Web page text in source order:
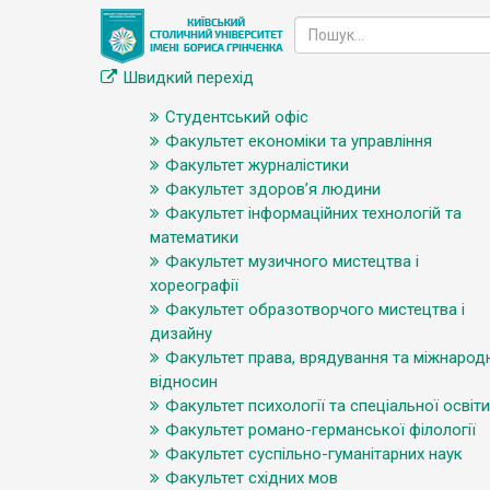
Швидкий перехід
Студентський офіс
Факультет економіки та управління
Факультет журналістики
Факультет здоров’я людини
Факультет інформаційних технологій та
математики
Факультет музичного мистецтва і
хореографії
Факультет образотворчого мистецтва і
дизайну
Факультет права, врядування та
відносин
Факультет психології та спеціальної освіти
Факультет романо-германської філології
Факультет суспільно-гуманітарних наук
Факультет східних мов